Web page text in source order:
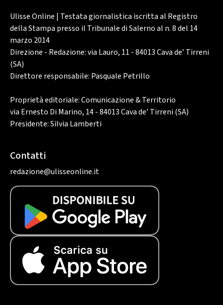
Ulisse Online | Testata giornalistica iscritta al Registro
della Stampa presso il Tribunale di Salerno al n. 8 del 14
marzo 2014
Direzione - Redazione: via Lauro, 11 - 84013 Cava de’ Tirreni
(SA)
Direttore responsabile: Pasquale Petrillo
Proprietà editoriale: Comunicazione & Territorio
via Ernesto Di Marino, 14 - 84013 Cava de’ Tirreni (SA)
Presidente: Silvia Lamberti
Contatti
redazione@ulisseonline.it